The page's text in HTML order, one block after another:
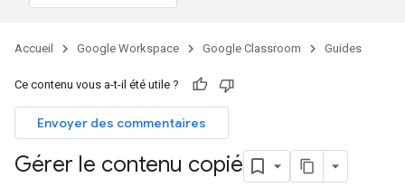
Accueil Google Workspace Google Classroom Guides
Ce contenu vous a-t-il été utile ?
Envoyer des commentaires
Gérer le contenu copié